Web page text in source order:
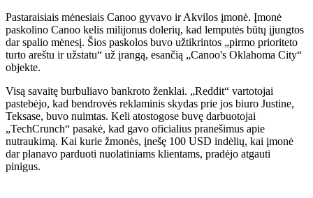
Pastaraisiais mėnesiais Canoo gyvavo ir Akvilos įmonė. Įmonė
paskolino Canoo kelis milijonus dolerių, kad lemputės būtų įjungtos
dar spalio mėnesį. Šios paskolos buvo užtikrintos „pirmo prioriteto
turto areštu ir užstatu“ už įrangą, esančią „Canoo's Oklahoma City“
objekte.
Visą savaitę burbuliavo bankroto ženklai. „Reddit“ vartotojai
pastebėjo, kad bendrovės reklaminis skydas prie jos biuro Justine,
Teksase, buvo nuimtas. Keli atostogose buvę darbuotojai
„TechCrunch“ pasakė, kad gavo oficialius pranešimus apie
nutraukimą. Kai kurie žmonės, įnešę 100 USD indėlių, kai įmonė
dar planavo parduoti nuolatiniams klientams, pradėjo atgauti
pinigus.